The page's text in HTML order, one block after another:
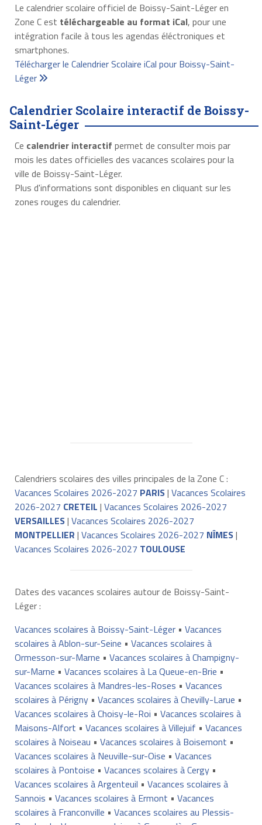
Le calendrier scolaire officiel de Boissy-Saint-Léger en
Zone C est téléchargeable au format iCal, pour une
intégration facile à tous les agendas éléctroniques et
smartphones.
Télécharger le Calendrier Scolaire iCal pour Boissy-Saint-
Léger
Calendrier Scolaire interactif de Boissy-
Saint-Léger
Ce calendrier interactif permet de consulter mois par
mois les dates officielles des vacances scolaires pour la
ville de Boissy-Saint-Léger.
Plus d'informations sont disponibles en cliquant sur les
zones rouges du calendrier.
Calendriers scolaires des villes principales de la Zone C :
Vacances Scolaires 2026-2027 PARIS| Vacances Scolaires
2026-2027 CRETEIL | Vacances Scolaires 2026-2027
VERSAILLES| Vacances Scolaires 2026-2027
MONTPELLIER | Vacances Scolaires 2026-2027 NÎMES|
Vacances Scolaires 2026-2027 TOULOUSE
Dates des vacances scolaires autour de Boissy-Saint-
Léger :
Vacances scolaires à Boissy-Saint-Léger• Vacances
scolaires à Ablon-sur-Seine • Vacances scolaires à
Ormesson-sur-Marne • Vacances scolaires à Champigny-
sur-Marne • Vacances scolaires à La Queue-en-Brie •
Vacances scolaires à Mandres-les-Roses • Vacances
scolaires à Périgny• Vacances scolaires à Chevilly-Larue •
Vacances scolaires à Choisy-le-Roi • Vacances scolaires à
Maisons-Alfort • Vacances scolaires à Villejuif • Vacances
scolaires à Noiseau • Vacances scolaires à Boisemont •
Vacances scolaires à Neuville-sur-Oise • Vacances
scolaires à Pontoise • Vacances scolaires à Cergy•
Vacances scolaires à Argenteuil • Vacances scolaires à
Sannois • Vacances scolaires à Ermont • Vacances
scolaires à Franconville • Vacances scolaires au Plessis-